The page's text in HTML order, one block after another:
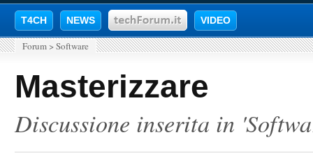
T4CH NEWS VIDEO
Forum > Software
Masterizzare
Discussione inserita in '